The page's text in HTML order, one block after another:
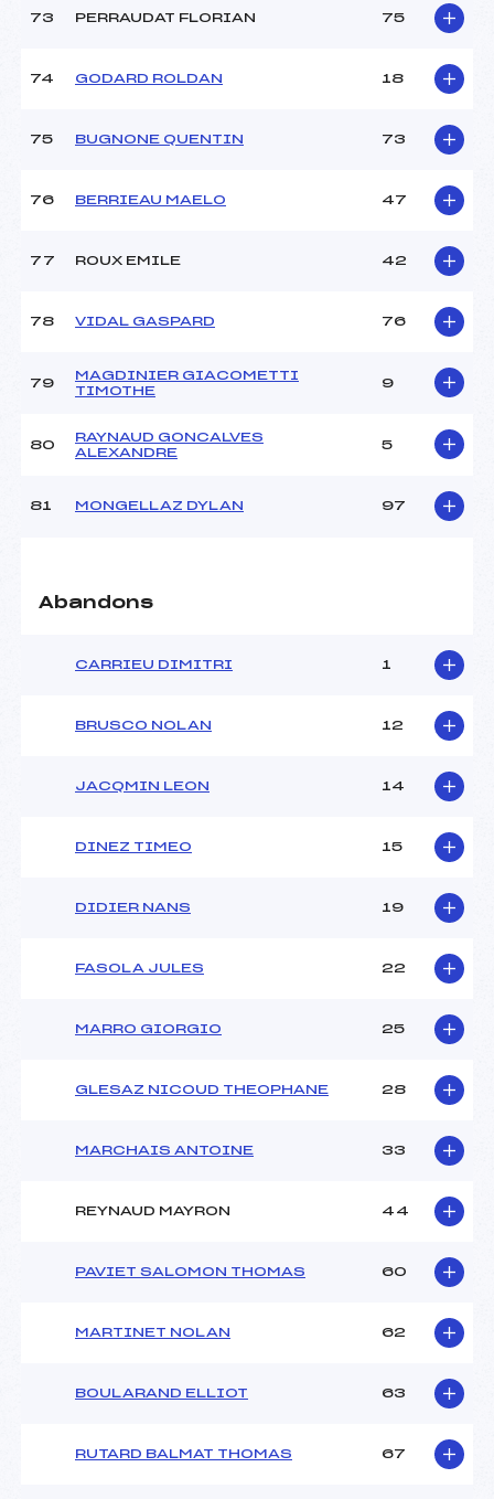
73 PERRAUDAT FLORIAN 75
74 GODARD ROLDAN 18
75 BUGNONE QUENTIN 73
76 BERRIEAU MAELO 47
77 ROUX EMILE 42
78 VIDAL GASPARD 76
79
MAGDINIER GIACOMETTI
TIMOTHE
9
80
RAYNAUD GONCALVES
ALEXANDRE
5
81 MONGELLAZ DYLAN 97
Abandons
CARRIEU DIMITRI 1
BRUSCO NOLAN 12
JACQMIN LEON 14
DINEZ TIMEO 15
DIDIER NANS 19
FASOLA JULES 22
MARRO GIORGIO 25
GLESAZ NICOUD THEOPHANE 28
MARCHAIS ANTOINE 33
REYNAUD MAYRON 44
PAVIET SALOMON THOMAS 60
MARTINET NOLAN 62
BOULARAND ELLIOT 63
RUTARD BALMAT THOMAS 67